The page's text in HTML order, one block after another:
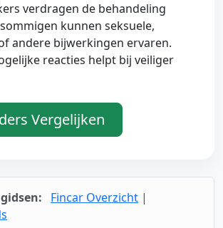
verdragen de behandeling
kunnen seksuele,
andere bijwerkingen ervaren.
reacties helpt bij veiliger
Vergelijken
Fincar Overzicht |